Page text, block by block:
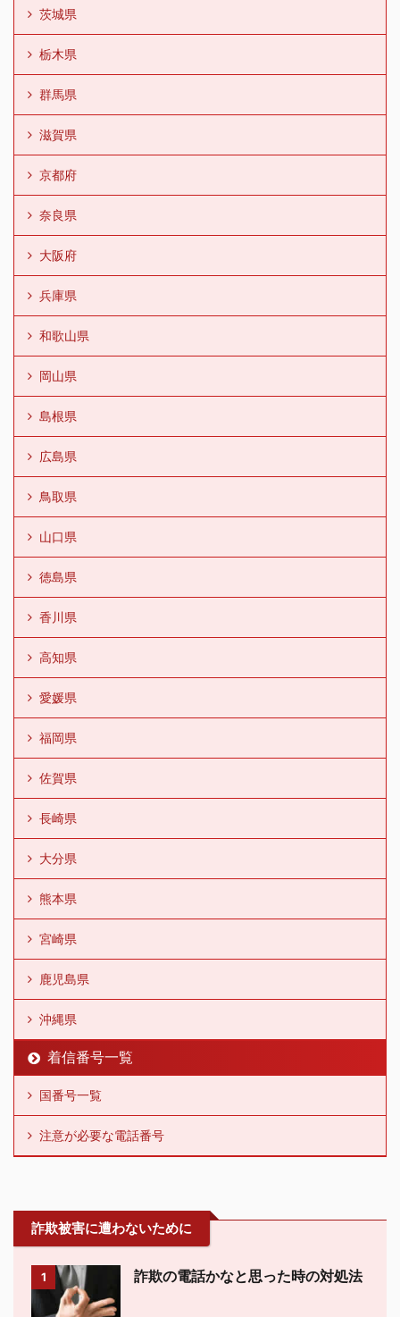
茨城県
栃木県
群馬県
滋賀県
京都府
奈良県
大阪府
兵庫県
和歌山県
岡山県
島根県
広島県
鳥取県
山口県
徳島県
香川県
高知県
愛媛県
福岡県
佐賀県
長崎県
大分県
熊本県
宮崎県
鹿児島県
沖縄県
着信番号一覧
国番号一覧
注意が必要な電話番号
詐欺被害に遭わないために
1 詐欺の電話かなと思った時の対処法